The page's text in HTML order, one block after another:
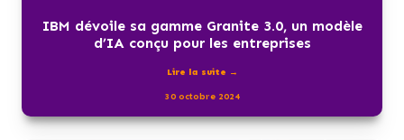
IBM dévoile sa gamme Granite 3.0, un modèle
d’IA conçu pour les entreprises
Lire la suite →
30 octobre 2024